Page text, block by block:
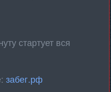
стартует вся
забег.рф